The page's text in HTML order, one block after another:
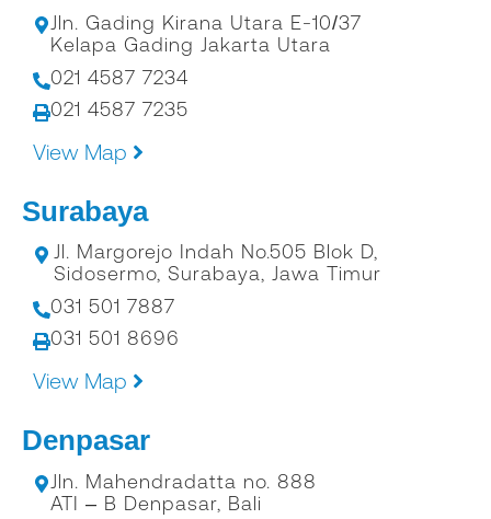
Jln. Gading Kirana Utara E-10/37
Kelapa Gading Jakarta Utara
021 4587 7234
021 4587 7235
View Map
Surabaya
Jl. Margorejo Indah No.505 Blok D,
Sidosermo, Surabaya, Jawa Timur
031 501 7887
031 501 8696
View Map
Denpasar
Jln. Mahendradatta no. 888
ATI – B Denpasar, Bali